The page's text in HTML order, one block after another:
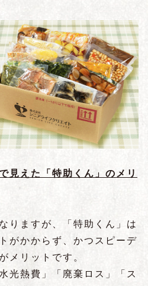
見えた「特助くん」のメリ
りますが、「特助くん」は
がかからず、かつスピーデ
メリットです。
光熱費」「廃棄ロス」「ス